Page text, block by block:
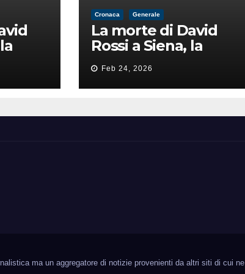
Cronaca Generale
La morte di David
Rossi a Siena, la
perizia lancia la
pista di
un’intimidazione
Feb 24, 2026
ma un aggregatore di notizie provenienti da altri siti di cui ne